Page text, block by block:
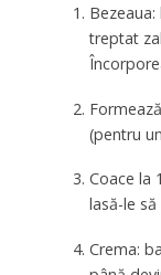
treptat
(pentru
Coace la
lasă-le
Crema: